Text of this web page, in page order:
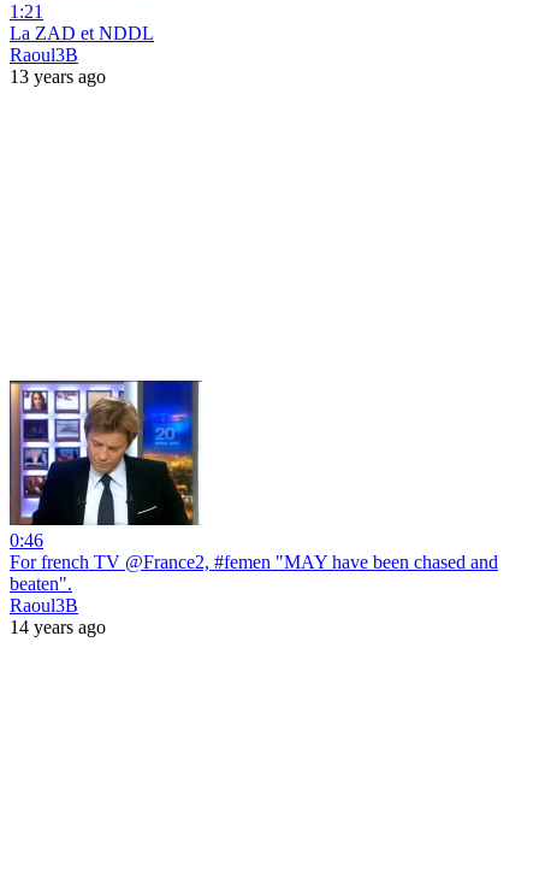
1:21
La ZAD et NDDL
Raoul3B
13 years ago
0:46
For french TV @France2, #femen "MAY have been chased and
beaten".
Raoul3B
14 years ago